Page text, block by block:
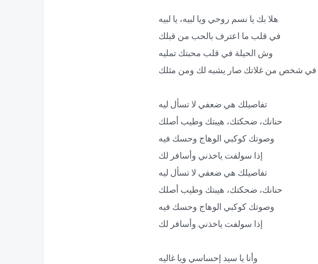
هلا بك يا نسم روحي ويا لبيه، يا لبيه
في قلب ما اعترف بالحب من قبلك
وش الحيلة في قلب محبتك تمليه
في شخص من غلاتك صار يشبه لك ومن مثلك
تفاصيلك هي ضعفي لا تسأل ليه
حنانك، ضحكتك، هيبتك وطيب أصلك
وصوتك كوكبي الوهاج وحسك فيه
إذا سولفت ياخذني وأسافر لك
تفاصيلك هي ضعفي لا تسأل ليه
حنانك، ضحكتك، هيبتك وطيب أصلك
وصوتك كوكبي الوهاج وحسك فيه
إذا سولفت ياخذني وأسافر لك
وأنا يا سيد إحساسي ويا غاليه